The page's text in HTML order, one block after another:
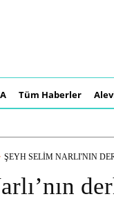
Tüm Haberler
ŞEYH SELIM NARLI'NIN